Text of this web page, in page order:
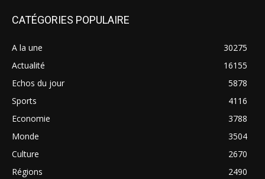
CATÉGORIES POPULAIRE
A la une
30275
Actualité
16155
Echos du jour
5878
Sports
4116
Economie
3788
Monde
3504
Culture
2670
Régions
2490